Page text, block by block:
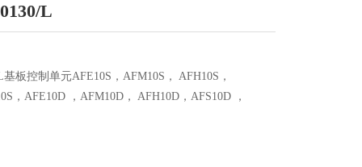
L
基板控制单元AFE10S，AFM10S， AFH10S，
，AFE10D ，AFM10D， AFH10D，AFS10D ，